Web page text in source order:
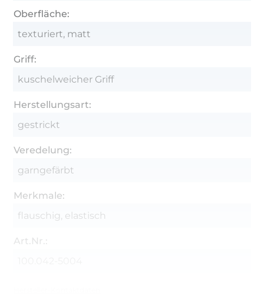
Oberfläche:
texturiert, matt
Griff:
kuschelweicher Griff
Herstellungsart:
gestrickt
Veredelung:
garngefärbt
Merkmale:
flauschig, elastisch
Art.Nr.: